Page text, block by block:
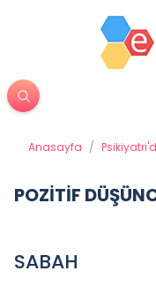
Anasayfa /
POZİTİF
SABAH